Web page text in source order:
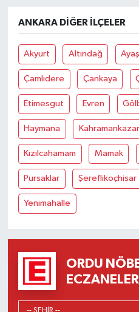
ANKARA DIĞER İLÇELER
Akyurt Altındağ Ayaş
Çamlıdere Çankaya
Etimesgut Evren
Haymana
Kızılcahamam Mamak
Pursaklar Şereflikoçhisar
Yenimahalle
ORDU
ECZANELER